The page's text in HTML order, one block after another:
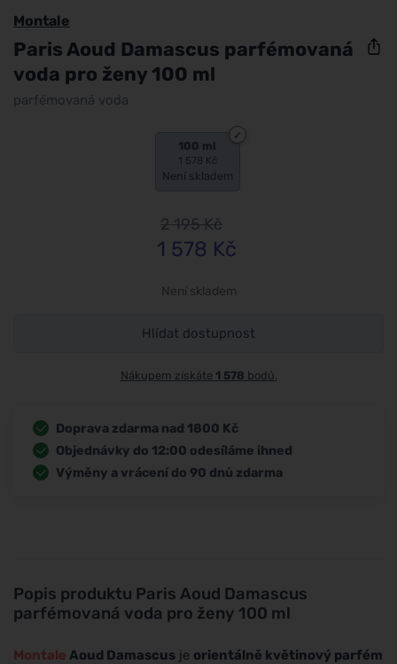
Popis produktu Paris Aoud Damascus
parfémovaná voda pro ženy 100 ml
Montale Aoud Damascus je orientálně květinový parfém
Montale
Paris Aoud Damascus parfémovaná
voda pro ženy 100 ml
parfémovaná voda
100 ml
1 578 Kč
Není skladem
2 195Kč
1 578 Kč
Není skladem
Hlídat dostupnost
Nákupem získáte 1 578 bodů.
Doprava zdarma nad 1800 Kč
Objednávky do 12:00 odesíláme ihned
Výměny a vrácení do 90 dnů zdarma